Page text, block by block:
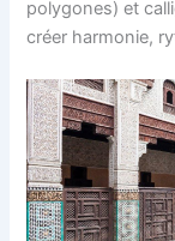
polygones) et
créer harmonie,